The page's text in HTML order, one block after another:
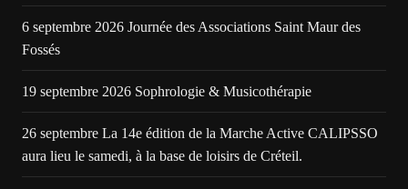
6 septembre 2026 Journée des Associations Saint Maur des
Fossés
19 septembre 2026 Sophrologie & Musicothérapie
26 septembre La 14e édition de la Marche Active CALIPSSO
aura lieu le samedi, à la base de loisirs de Créteil.